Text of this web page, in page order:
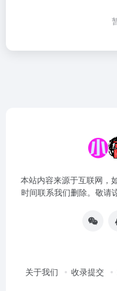
本站内容来源于互联网，
时间联系我们删除。敬请
关于我们 收录提交